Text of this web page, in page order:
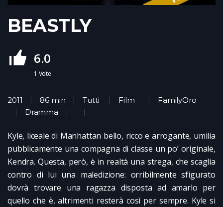
BEASTLY
6.0
1 Vote
2011 86 min Tutti Film
FamilyOro
Dramma
Kyle, liceale di Manhattan bello, ricco e arrogante, umilia
pubblicamente una compagna di classe un po’ originale,
Kendra. Questa, però, è in realtà una strega, che scaglia
contro di lui una maledizione: orribilmente sfigurato
dovrà trovare una ragazza disposta ad amarlo per
quello che è, altrimenti resterà così per sempre. Kyle si